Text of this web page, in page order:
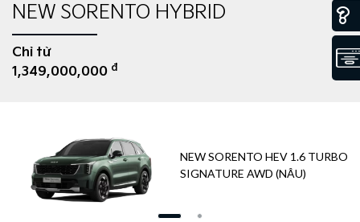
NEW SORENTO HYBRID
Chỉ từ
1,349,000,000 đ
NEW SORENTO HEV 1.6 TURBO
SIGNATURE AWD (NÂU)